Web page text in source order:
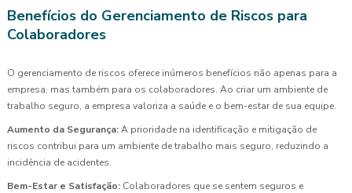
Benefícios do Gerenciamento de Riscos para
Colaboradores
O gerenciamento de riscos oferece inúmeros benefícios não apenas para a
empresa, mas também para os colaboradores. Ao criar um ambiente de
trabalho seguro, a empresa valoriza a saúde e o bem-estar de sua equipe.
Aumento da Segurança:A prioridade na identificação e mitigação de
riscos contribui para um ambiente de trabalho mais seguro, reduzindo a
incidência de acidentes.
Bem-Estar e Satisfação: Colaboradores que se sentem seguros e